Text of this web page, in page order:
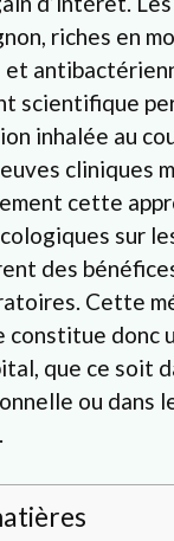
riches en
scientifique
inhalée au
cliniques
cette
sur
des
Cette
constitue donc
que ce soit
ou dans